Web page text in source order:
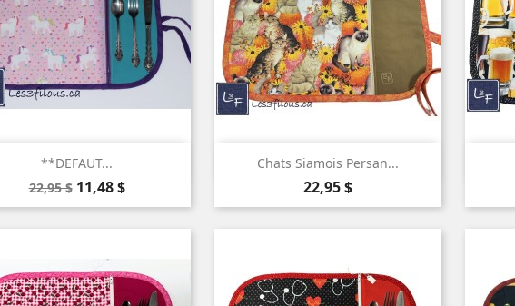
**DEFAUT...
Prix
de
22,95 $ Prix
11,48 $
Aperçu rapide Chats Siamois Persan...
Prix
22,95 $
 Aperçu rapide